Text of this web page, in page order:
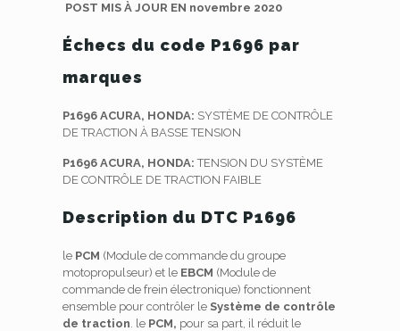
POST MIS À JOUR EN novembre 2020
Échecs du code P1696 par
marques
P1696 ACURA, HONDA: SYSTÈME DE CONTRÔLE
DE TRACTION À BASSE TENSION
P1696 ACURA, HONDA:TENSION DU SYSTÈME
DE CONTRÔLE DE TRACTION FAIBLE
Description du DTC P1696
le PCM (Module de commande du groupe
motopropulseur) et le EBCM (Module de
commande de frein électronique) fonctionnent
ensemble pour contrôler le Système de contrôle
de traction. le PCM, pour sa part, il réduit le